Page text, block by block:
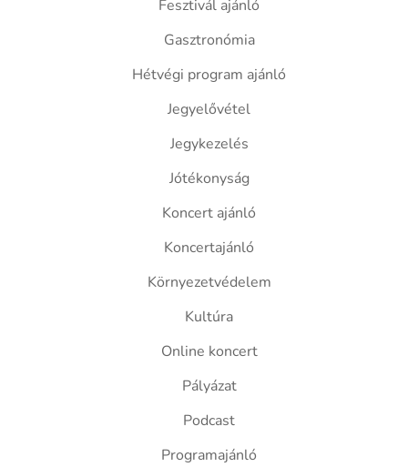
Fesztivál ajánló
Gasztronómia
Hétvégi program ajánló
Jegyelővétel
Jegykezelés
Jótékonyság
Koncert ajánló
Koncertajánló
Környezetvédelem
Kultúra
Online koncert
Pályázat
Podcast
Programajánló